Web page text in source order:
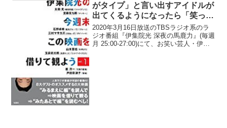
がタイプ」と言い出すアイドルが
出てくるようになったら「笑っち
ゃうなぁ、なんか(笑)」と発言
2020年3月16日放送のTBSラジオ系のラ
ジオ番組『伊集院光 深夜の馬鹿力』(毎週
月 25:00-27:00)にて、お笑い芸人・伊集